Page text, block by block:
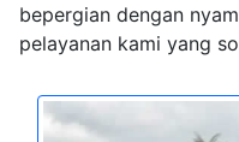
bepergian dengan
pelayanan kami yang